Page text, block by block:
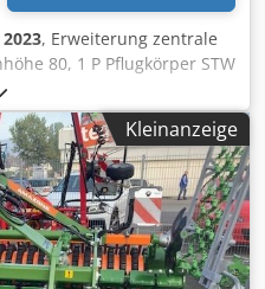
2023, Erweiterung zentrale
80, 1 P Pflugkörper STW
HD-Scharspitze, 1 Paar
Scheibensechhalter für
und / gefedert, 1Kleinanzeige